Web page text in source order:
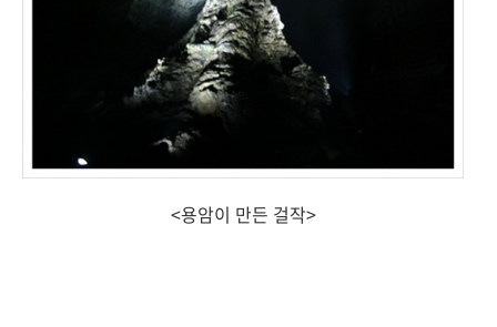
<용암이 만든 걸작>